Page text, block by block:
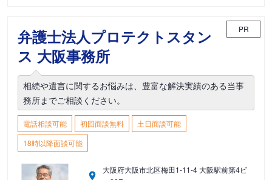
弁護士法人プロテクトスタン
ス 大阪事務所
PR
相続や遺言に関するお悩みは、豊富な解決実績のある当事
務所までご相談ください。
電話相談可能 初回面談無料
土日面談可能
18時以降面談可能
大阪府大阪市北区梅田1-11-4 大阪駅前第4ビ